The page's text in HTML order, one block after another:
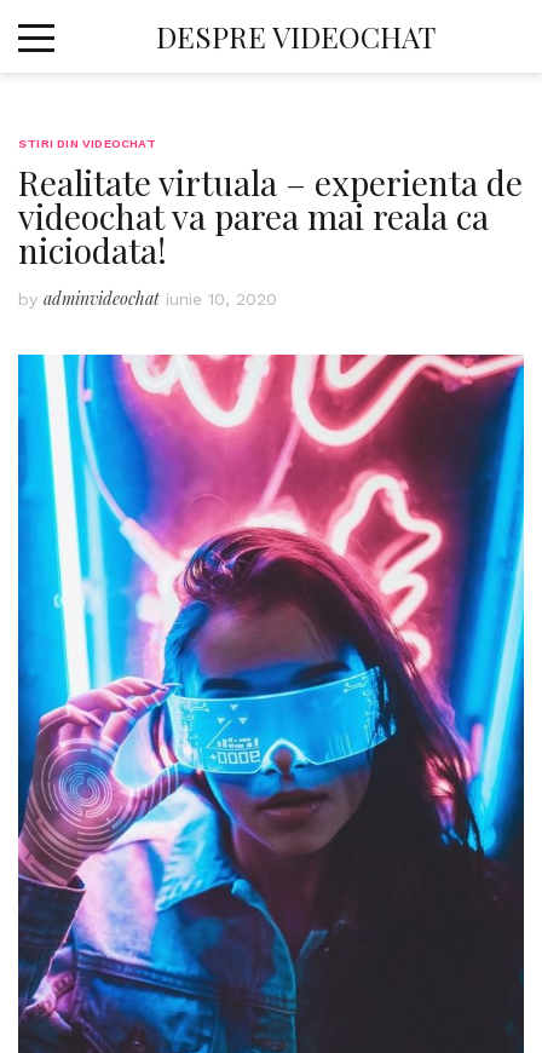
DESPRE VIDEOCHAT
STIRI DIN VIDEOCHAT
Realitate virtuala – experienta de
videochat va parea mai reala ca
niciodata!
by adminvideochat iunie 10, 2020